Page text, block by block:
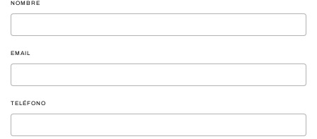
NOMBRE
EMAIL
TELÉFONO